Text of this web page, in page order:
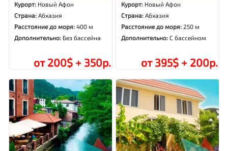
Курорт: Новый Афон
Страна:Абхазия
Расстояние до моря:400 м
Дополнительно: Без бассейна
от 200$ + 350р.
Курорт: Новый Афон
Страна:Абхазия
Расстояние до моря:250 м
Дополнительно:С бассейном
от 395$ + 200р.